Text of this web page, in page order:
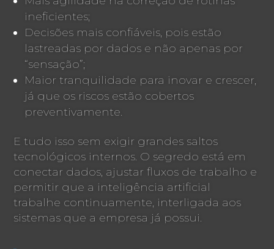
ineficientes;
Decisões mais confiáveis, pois estão
lastreadas por dados e não apenas por
“sensação”;
Maior tranquilidade para inovar e crescer,
já que os riscos estão cobertos
preventivamente.
E tudo isso sem exigir grandes saltos
tecnológicos internos. O segredo está em
conectar dados, ajustar fluxos de trabalho e
permitir que a inteligência artificial
trabalhe continuamente, interligada aos
sistemas que a empresa já possui.